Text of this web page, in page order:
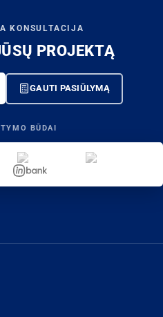
KONSULTACIJA
PROJEKTĄ
GAUTI PASIŪLYMĄ
BŪDAI